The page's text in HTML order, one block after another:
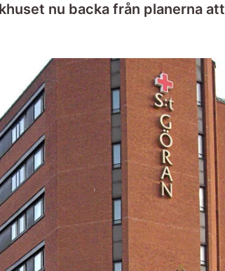
nu backa från planerna att